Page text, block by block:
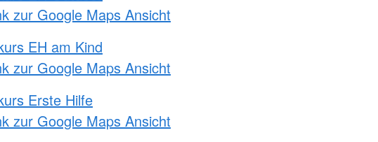
zur Google Maps Ansicht
EH am Kind
zur Google Maps Ansicht
Erste Hilfe
zur Google Maps Ansicht